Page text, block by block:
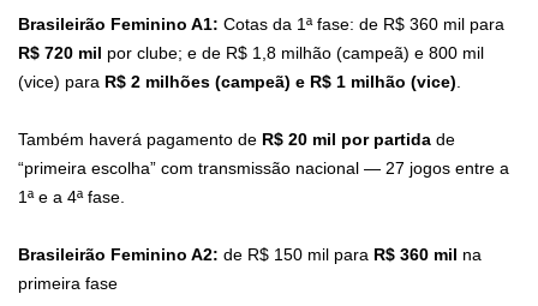
Brasileirão Feminino A1: Cotas da 1ª fase: de R$ 360 mil para
R$ 720 mil por clube; e de R$ 1,8 milhão (campeã) e 800 mil
(vice) para R$ 2 milhões (campeã) e R$ 1 milhão (vice)
Também haverá pagamento de R$ 20 mil por partida de
“primeira escolha” com transmissão nacional — 27 jogos entre a
1ª e a 4ª fase.
Brasileirão Feminino A2: de R$ 150 mil para R$ 360 mil na
primeira fase